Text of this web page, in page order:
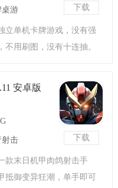
下载
桌游
立单机卡牌游戏，没有强
用刷图，没有十连抽。
勇气的不同会有不同的结
下载
安卓版
射击
款末日机甲肉鸽射击手
抵御变异狂潮，单手即可